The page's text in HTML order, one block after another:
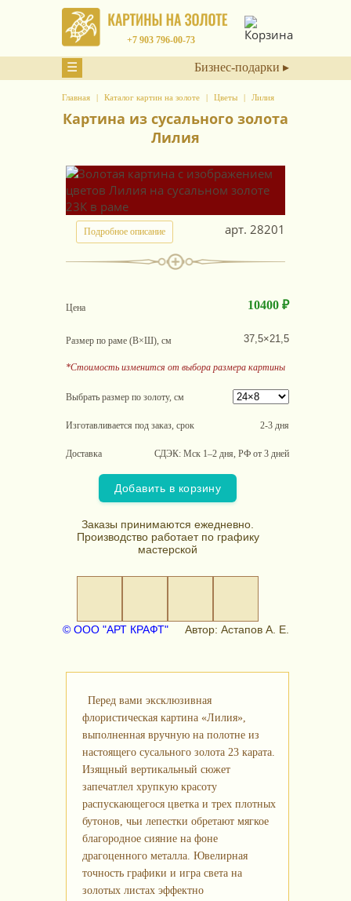
+7 903 796-00-73
☰ Бизнес-подарки ▸
Главная Каталог картин на золоте Цветы Лилия
Картина из сусального золота
Лилия
Подробное описание арт. 28201
Цена 10400 ₽
Размер по раме (В×Ш), см 37,5×21,5
*Стоимость изменится от выбора размера картины
Выбрать размер по золоту, см
Изготавливается под заказ, срок 2-3 дня
Доставка СДЭК: Мск 1–2 дня, РФ от 3 дней
Добавить в корзину
Заказы принимаются ежедневно.
Производство работает по графику
мастерской
© ООО "АРТ КРАФТ" Автор: Астапов А. Е.
Перед вами эксклюзивная
флористическая картина «Лилия»,
выполненная вручную на полотне из
настоящего сусального золота 23 карата.
Изящный вертикальный сюжет
запечатлел хрупкую красоту
распускающегося цветка и трех плотных
бутонов, чьи лепестки обретают мягкое
благородное сияние на фоне
драгоценного металла. Ювелирная
точность графики и игра света на
золотых листах эффектно